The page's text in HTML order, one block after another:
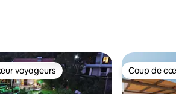
voyageurs les plus appréciés
voyageurs Coup de
Coup de